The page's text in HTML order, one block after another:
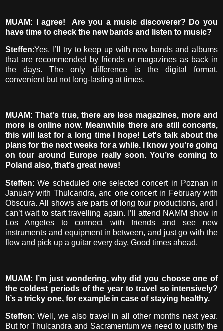
MUAM: I agree! Are you a music discoverer? Do you
have time to check the new bands and listen to music?
Steffen:Yes, I’ll try to keep up with new bands and albums
that are recommended by friends or magazines as back in
the days. The only difference is the digital format,
convenient but not long-lasting at times.
MUAM: That's true, there are less magazines, more and
more is online now. Meanwhile there are still concerts,
this will last for a long time I hope! Let's talk about the
plans for the next weeks for a while. I know you’re going
on tour around Europe really soon. You’re coming to
Poland also, that’s great news!
Steffen: We scheduled one selected concert in Poznan in
January with Thulcandra, and one concert in February with
Obscura. All shows are parts of long tour productions, and I
can’t wait to start travelling again. I’ll attend NAMM show in
Los Angeles to connect with friends and see new
instruments and equipment in between, and just go with the
flow and pick up a guitar every day. Good times ahead.
MUAM: I’m just wondering, why did you choose one of
the coldest periods of the year to travel so intensively?
It’s a tricky one, for example in case of staying healthy.
Steffen: Well, we also travel in all other months next year.
But for Thulcandra and Sacramentum we need to justify the